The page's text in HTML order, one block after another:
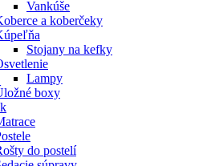
Vankúše
a koberčeky
Stojany na kefky
Lampy
boxy
do postelí